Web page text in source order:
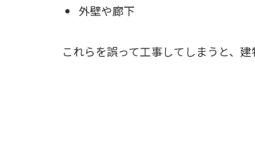
外壁や廊下
これらを誤って工事してしまうと、